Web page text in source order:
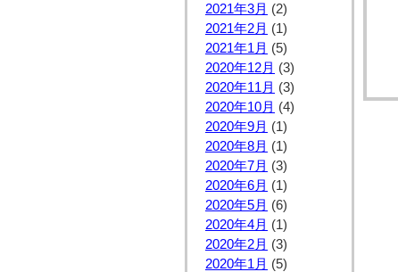
2021年3月 (2)
2021年2月 (1)
2021年1月 (5)
2020年12月 (3)
2020年11月 (3)
2020年10月 (4)
2020年9月 (1)
2020年8月 (1)
2020年7月 (3)
2020年6月 (1)
2020年5月 (6)
2020年4月 (1)
2020年2月 (3)
2020年1月 (5)